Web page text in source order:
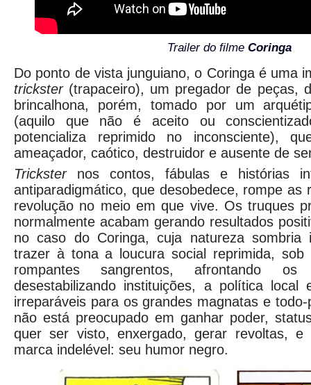
Trailer do filme Coringa
Do ponto de vista junguiano, o Coringa é uma
trickster(trapaceiro), um pregador de peças,
brincalhona, porém, tomado por um
(aquilo que não é aceito ou
potencializa reprimido no inconsciente),
ameaçador, caótico, destruidor e ausente de
Tricksternos contos, fábulas e histórias
antiparadigmático, que desobedece, rompe as
revolução no meio em que vive. Os truques
normalmente acabam gerando resultados
no caso do Coringa, cuja natureza sombria
trazer à tona a loucura social reprimida,
rompantes sangrentos, afrontando os
desestabilizando instituições, a política local
irreparáveis para os grandes magnatas e
não está preocupado em ganhar poder,
quer ser visto, enxergado, gerar revoltas,
marca indelével: seu humor negro.